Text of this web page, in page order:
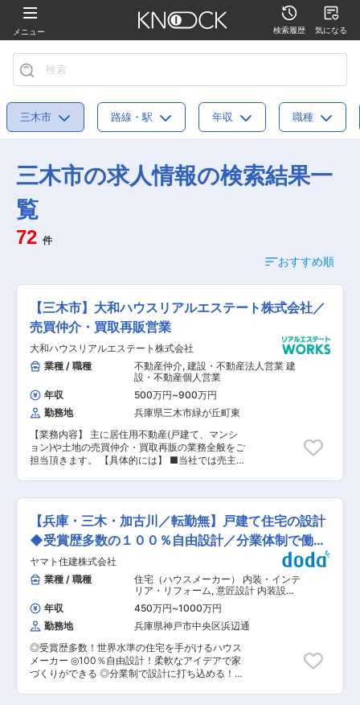
メニュー 検索履歴 気になる
三木市 路線・駅 年収 職種
三木市の求人情報の検索結果一
覧
72 件
おすすめ順
【三木市】大和ハウスリアルエステート株式会社／
売買仲介・買取再販営業
大和ハウスリアルエステート株式会社
業種 / 職種
不動産仲介, 建設・不動産法人営業 建
設・不動産個人営業
年収
500万円~900万円
勤務地
兵庫県三木市緑が丘町東
【業務内容】 主に居住用不動産(戸建て、マンシ
ョン)や土地の売買仲介・買取再販の業務全般をご
担当頂きます。 【具体的には】 ■当社では売主
動 (大和ハウスグループや提携法人) ・不動産売
却・購入の反響対応、対象物件の周辺や役所調
査、現地査定、査定書作成、査定価格の説明、媒
介契約締結 ・物件案内、契約関連書作成（売買契
約書、重要事項説明書など）、契約締結 ・引き渡
し準備（司法書士手配・銀行調整）、アフターフ
ォロー など 【営業スタイル】 ■WEBサイト・
広告反響だけでなく、大和ハウスグループのネッ
トワークを活かした情報収集や提携法人（税理士
や金融機関など）から不動産売買に関する情報を
キャッチ ■売主さまや買主さまの情報収集が必要
となるため、売買仲介業務だけでなく、ネットワ
ーク構築のため、大和ハウスグループや提携法人
に向けた営業活動も行います。 信頼を積み重ね、
人脈を繋げることで、営業職のやりがいや成長を
感じることができます。 ■売主さま担当・買主さ
【兵庫・三木・加古川／転勤無】戸建て住宅の設計
◆受賞歴多数の１００％自由設計／分業体制で働き
方◎
ヤマト住建株式会社
業種 / 職種
住宅（ハウスメーカー） 内装・インテ
リア・リフォーム, 意匠設計 内装設
計・リフォーム・インテリア（住宅）
年収 450万円~1000万円
勤務地
兵庫県神戸市中央区浜辺通
◎受賞歴多数！世界水準の住宅を手がけるハウス
メーカー ◎100％自由設計！柔軟なアイデアで家
づくりができる ◎分業制で設計に打ち込める！直